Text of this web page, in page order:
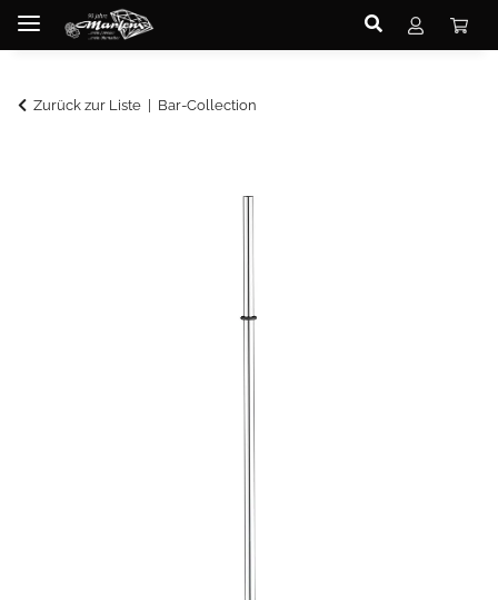
Zurück zur Liste Bar-Collection